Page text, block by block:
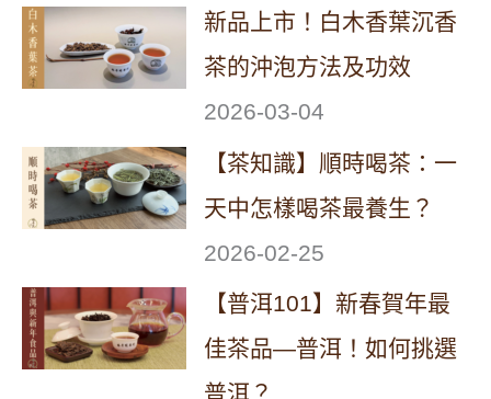
新品上市！白木香葉沉香
茶的沖泡方法及功效
2026-03-04
【茶知識】順時喝茶：一
天中怎樣喝茶最養生？
2026-02-25
【普洱101】新春賀年最
佳茶品—普洱！如何挑選
普洱？